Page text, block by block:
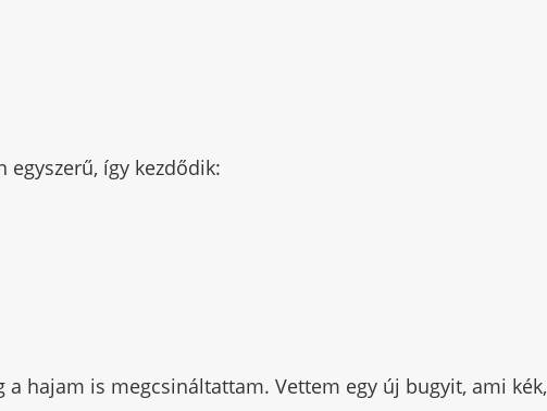
egyszerű, így kezdődik:
hajam is megcsináltattam. Vettem egy új bugyit, ami kék,